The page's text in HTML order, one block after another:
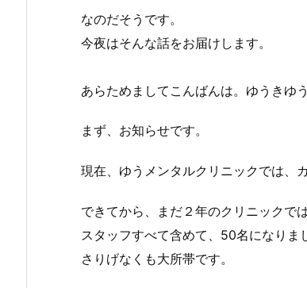
なのだそうです。
今夜はそんな話をお届けします。
あらためましてこんばんは。ゆうきゆう
まず、お知らせです。
現在、ゆうメンタルクリニックでは、
できてから、まだ２年のクリニックで
スタッフすべて含めて、50名になりま
さりげなくも大所帯です。